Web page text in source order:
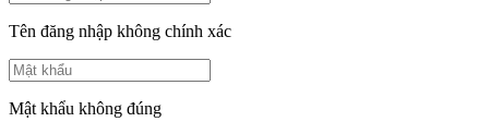
Tên đăng nhập không chính xác
Mật khẩu không đúng